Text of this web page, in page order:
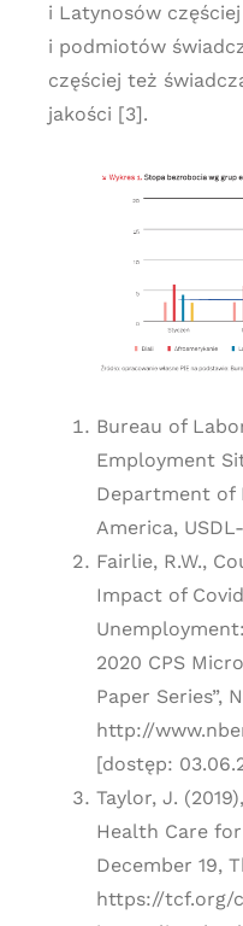
i Latynosów
i podmiotów
częściej też
jakości [3].
Bureau of
Employment
Department of
America,
Fairlie, R.W.,
Impact of
2020 CPS
Paper Series”,
http://
[dostęp:
Taylor, J.
Health Care
December 19,
https://tcf.org/